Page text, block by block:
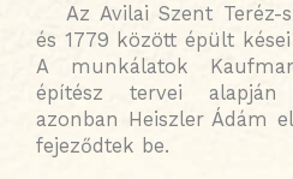
Az Avilai Szent Teréz-
és 1779 között épült
A munkálatok
építész tervei
azonban Heiszler Ádám
fejeződtek be.